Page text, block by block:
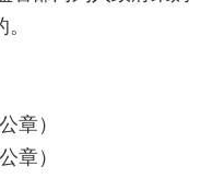
章）
章）